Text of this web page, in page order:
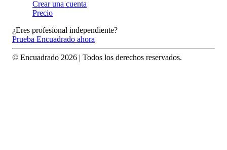
Crear una cuenta
Precio
¿Eres profesional independiente?
Prueba Encuadrado ahora
© Encuadrado 2026 | Todos los derechos reservados.